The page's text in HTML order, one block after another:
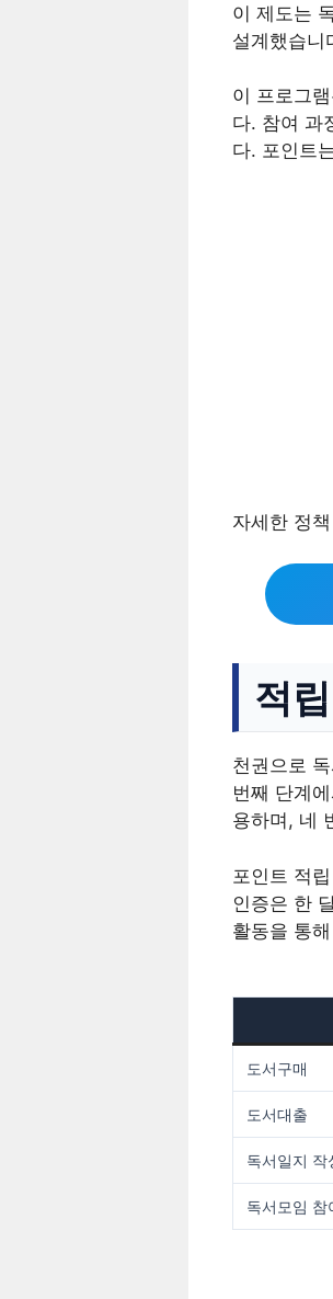
이 제도는
설계했습니
이 프로그
다. 참여 과
다. 포인트
자세한 정
적
천권으로
번째 단계
용하며, 네
포인트 적
인증은 한
활동을 통
도서구매
도서대출
독서일지 작
독서모임 참